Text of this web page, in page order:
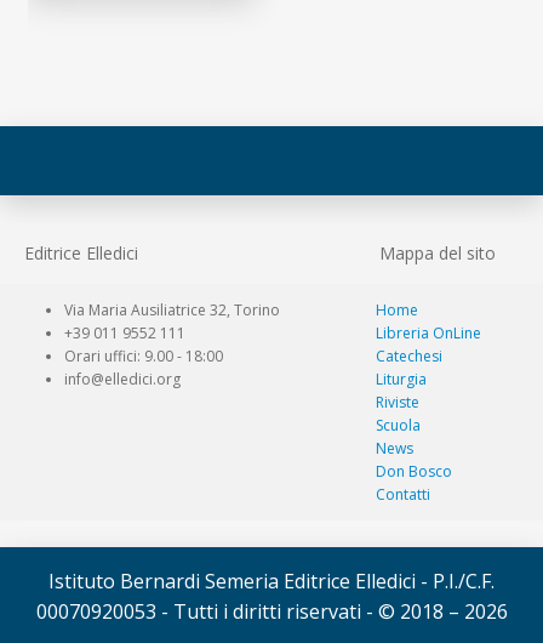
Editrice Elledici Mappa del sito
Via Maria Ausiliatrice 32, Torino
+39 011 9552 111
Orari uffici: 9.00 - 18:00
info@elledici.org
Home
Libreria OnLine
Catechesi
Liturgia
Riviste
Scuola
News
Don Bosco
Contatti
Istituto Bernardi Semeria Editrice Elledici - P.I./C.F.
00070920053 - Tutti i diritti riservati - © 2018 – 2026